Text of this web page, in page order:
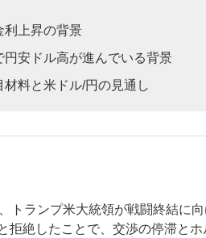
利上昇の背景
円安ドル高が進んでいる背景
材料と米ドル/円の見通し
トランプ米大統領が戦闘終結に
拒絶したことで、交渉の停滞と